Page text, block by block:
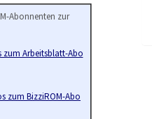
Abonnenten zur
zum Arbeitsblatt-Abo
zum BizziROM-Abo